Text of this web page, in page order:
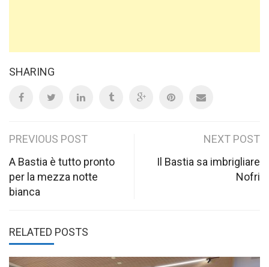
SHARING
Post
navigation
PREVIOUS POST
A Bastia è tutto pronto
per la mezza notte
bianca
NEXT POST
Il Bastia sa imbrigliare
Nofri
RELATED POSTS